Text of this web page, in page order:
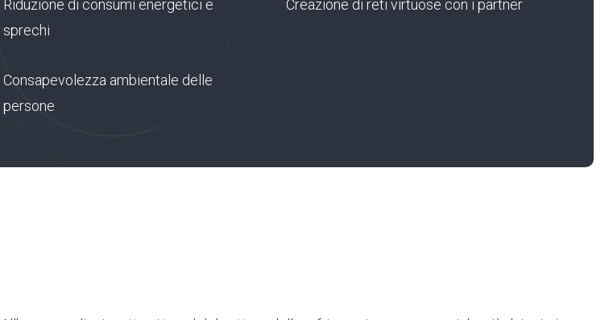
Riduzione di consumi energetici e
sprechi
Creazione di reti virtuose con i partner
Consapevolezza ambientale delle
persone